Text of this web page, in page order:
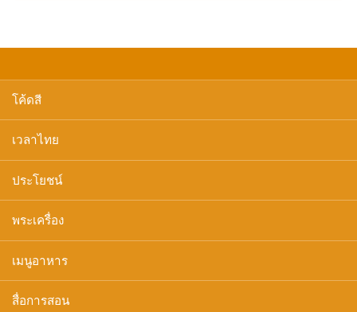
โค้ดสี
เวลาไทย
ประโยชน์
พระเครื่อง
เมนูอาหาร
สื่อการสอน